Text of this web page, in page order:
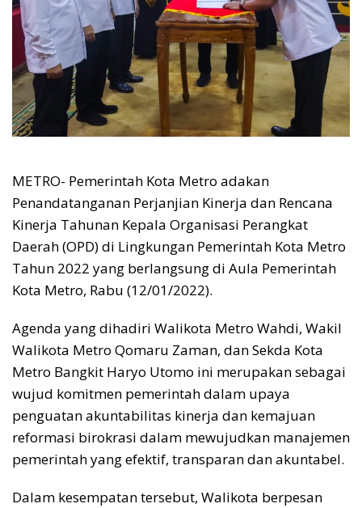
METRO- Pemerintah Kota Metro adakan
Penandatanganan Perjanjian Kinerja dan Rencana
Kinerja Tahunan Kepala Organisasi Perangkat
Daerah (OPD) di Lingkungan Pemerintah Kota Metro
Tahun 2022 yang berlangsung di Aula Pemerintah
Kota Metro, Rabu (12/01/2022).
Agenda yang dihadiri Walikota Metro Wahdi, Wakil
Walikota Metro Qomaru Zaman, dan Sekda Kota
Metro Bangkit Haryo Utomo ini merupakan sebagai
wujud komitmen pemerintah dalam upaya
penguatan akuntabilitas kinerja dan kemajuan
reformasi birokrasi dalam mewujudkan manajemen
pemerintah yang efektif, transparan dan akuntabel.
Dalam kesempatan tersebut, Walikota berpesan